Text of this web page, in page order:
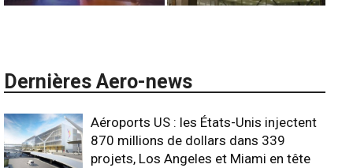
Dernières Aero-news
Aéroports US : les États-Unis injectent
870 millions de dollars dans 339
projets, Los Angeles et Miami en tête